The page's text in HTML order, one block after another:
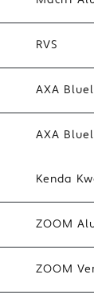
RVS
AXA
AXA
Kenda
ZOOM
ZOOM